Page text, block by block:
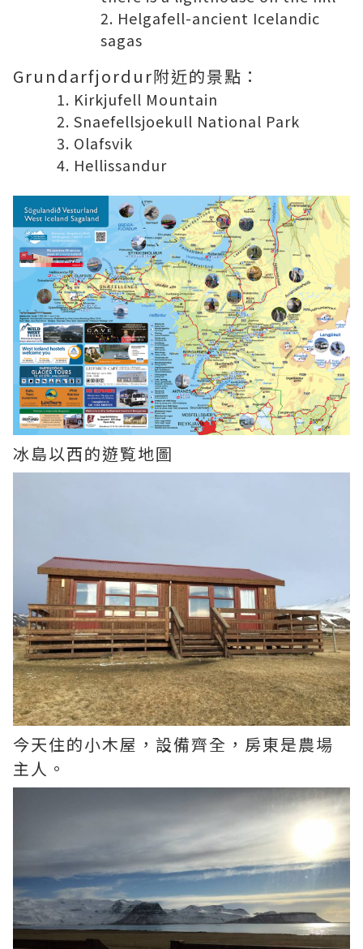
Helgafell-ancient Icelandic
sagas
Grundarfjordur附近的景點：
Kirkjufell Mountain
Snaefellsjoekull National Park
Olafsvik
Hellissandur
冰島以西的遊覧地圖
今天住的小木屋，設備齊全，房東是農場
主人。